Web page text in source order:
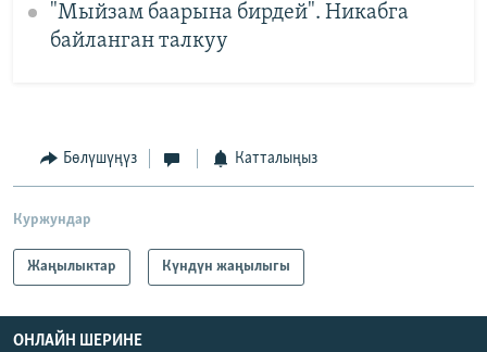
"Мыйзам баарына бирдей". Никабга
байланган талкуу
Бөлүшүңүз Катталыңыз
Куржундар
Жаңылыктар Күндүн жаңылыгы
ОНЛАЙН ШЕРИНЕ